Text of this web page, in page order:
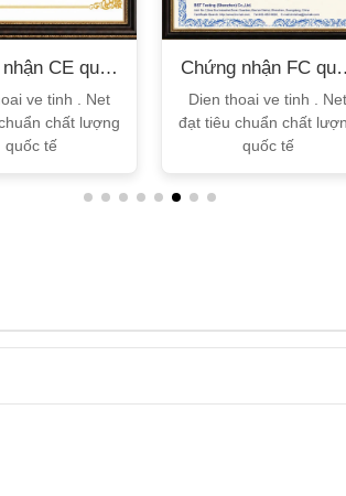
CE quốc
tế
ve tinh . Net
chất lượng
quốc tế
Chứng nhận FC
tế
Dien thoai ve tinh . Net
đạt tiêu chuẩn chất
quốc tế